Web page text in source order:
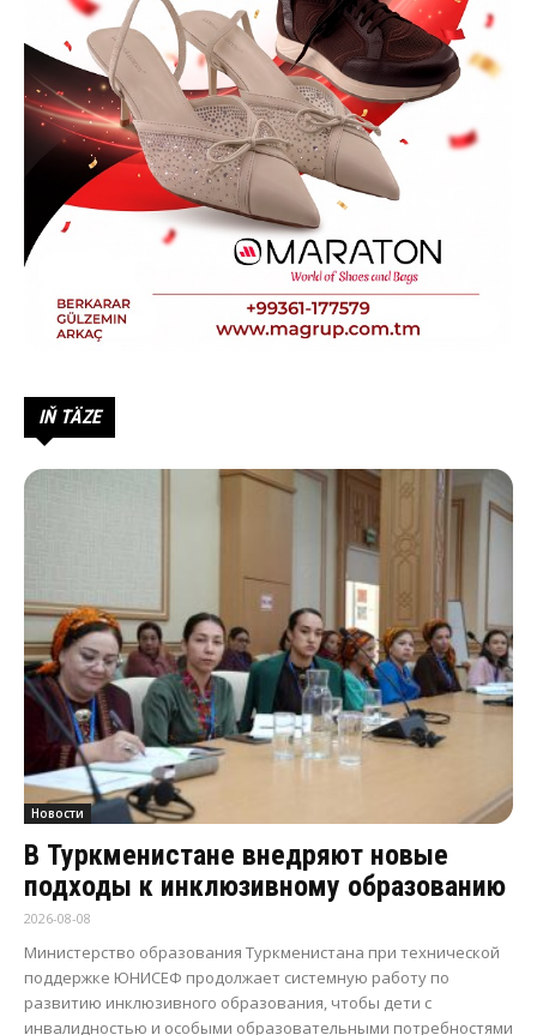
IŇ TÄZE
Новости
В Туркменистане внедряют новые
подходы к инклюзивному образованию
2026-08-08
Министерство образования Туркменистана при технической
поддержке ЮНИСЕФ продолжает системную работу по
развитию инклюзивного образования, чтобы дети с
инвалидностью и особыми образовательными потребностями